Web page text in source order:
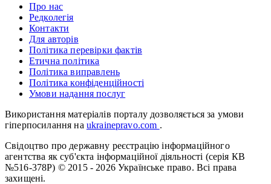
Про нас
Редколегія
Контакти
Для авторів
Політика перевірки фактів
Етична політика
Політика виправлень
Політика конфіденційності
Умови надання послуг
Використання матеріалів порталу дозволяється за умови
гіперпосилання на ukrainepravo.com .
Свідоцтво про державну реєстрацію інформаційного
агентства як суб'єкта інформаційної діяльності (серія КВ
№516-378Р) © 2015 - 2026 Українське право. Всі права
захищені.